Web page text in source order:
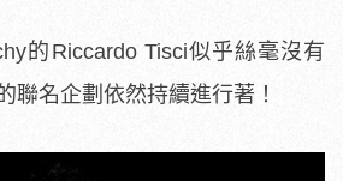
的Riccardo Tisci似乎絲毫沒有
聯名企劃依然持續進行著！